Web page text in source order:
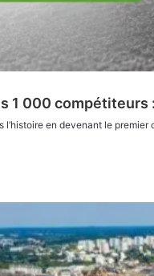
1 000
l’histoire en devenant le